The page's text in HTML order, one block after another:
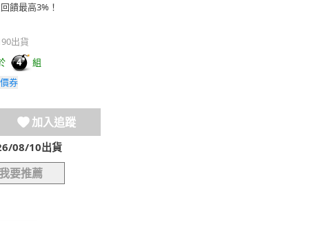
饋最高3%！
出貨
4
組
券
加入追蹤
08/10出貨
我要推薦